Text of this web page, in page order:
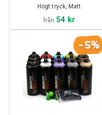
Högt tryck, Matt
från 54 kr
-5%